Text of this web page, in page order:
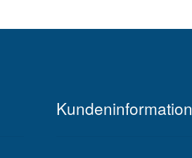
Kundeninformation